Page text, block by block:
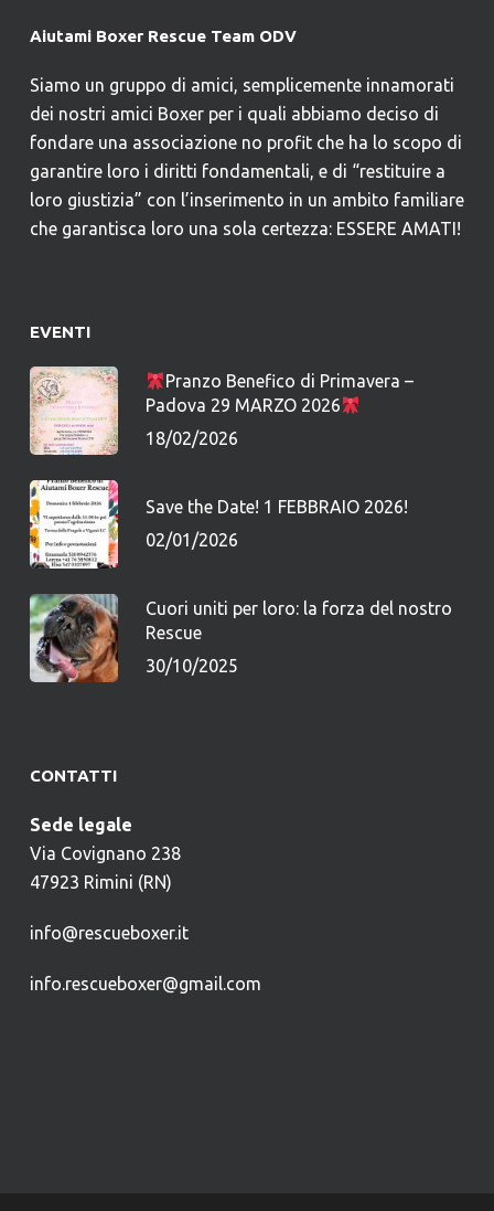
Aiutami Boxer Rescue Team ODV
Siamo un gruppo di amici, semplicemente innamorati
dei nostri amici Boxer per i quali abbiamo deciso di
fondare una associazione no profit che ha lo scopo di
garantire loro i diritti fondamentali, e di “restituire a
loro giustizia” con l’inserimento in un ambito familiare
che garantisca loro una sola certezza: ESSERE AMATI!
EVENTI
Pranzo Benefico di Primavera –
Padova 29 MARZO 2026
18/02/2026
Save the Date! 1 FEBBRAIO 2026!
02/01/2026
Cuori uniti per loro: la forza del nostro
Rescue
30/10/2025
CONTATTI
Sede legale
Via Covignano 238
47923 Rimini (RN)
info@rescueboxer.it
info.rescueboxer@gmail.com